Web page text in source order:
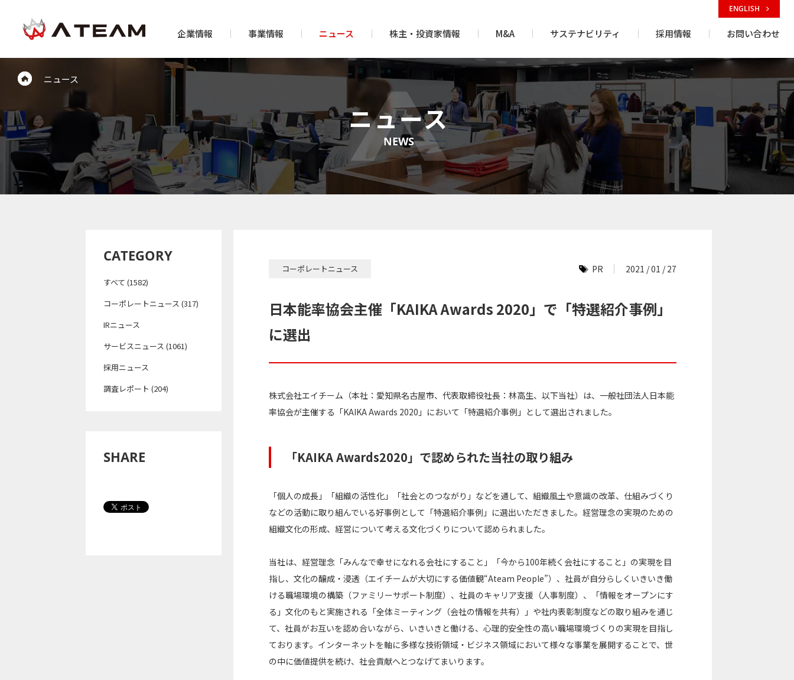
企業情報 事業情報 ニュース 株主・投資家情報 M&A サステナビリティ 採用情報 お問い合わせ
ENGLISH
ニュース
ニュース
NEWS
CATEGORY
すべて (1582)
コーポレートニュース (317)
IRニュース
サービスニュース (1061)
採用ニュース
調査レポート (204)
SHARE
コーポレートニュース PR 2021 / 01 / 27
日本能率協会主催「KAIKA Awards 2020」で「特選紹介事例」
に選出
株式会社エイチーム（本社：愛知県名古屋市、代表取締役社長：林高生、以下当社）は、一般社団法人日本能
率協会が主催する「KAIKA Awards 2020」において「特選紹介事例」として選出されました。
「KAIKA Awards2020」で認められた当社の取り組み
「個人の成長」「組織の活性化」「社会とのつながり」などを通して、組織風土や意識の改革、仕組みづくり
などの活動に取り組んでいる好事例として「特選紹介事例」に選出いただきました。経営理念の実現のための
組織文化の形成、経営について考える文化づくりについて認められました。
当社は、経営理念「みんなで幸せになれる会社にすること」「今から100年続く会社にすること」の実現を目
指し、文化の醸成・浸透（エイチームが大切にする価値観“Ateam People”）、社員が自分らしくいきいき働
ける職場環境の構築（ファミリーサポート制度）、社員のキャリア支援（人事制度）、「情報をオープンにす
る」文化のもと実施される「全体ミーティング（会社の情報を共有）」や社内表彰制度などの取り組みを通じ
て、社員がお互いを認め合いながら、いきいきと働ける、心理的安全性の高い職場環境づくりの実現を目指し
ております。インターネットを軸に多様な技術領域・ビジネス領域において様々な事業を展開することで、世
の中に価値提供を続け、社会貢献へとつなげてまいります。